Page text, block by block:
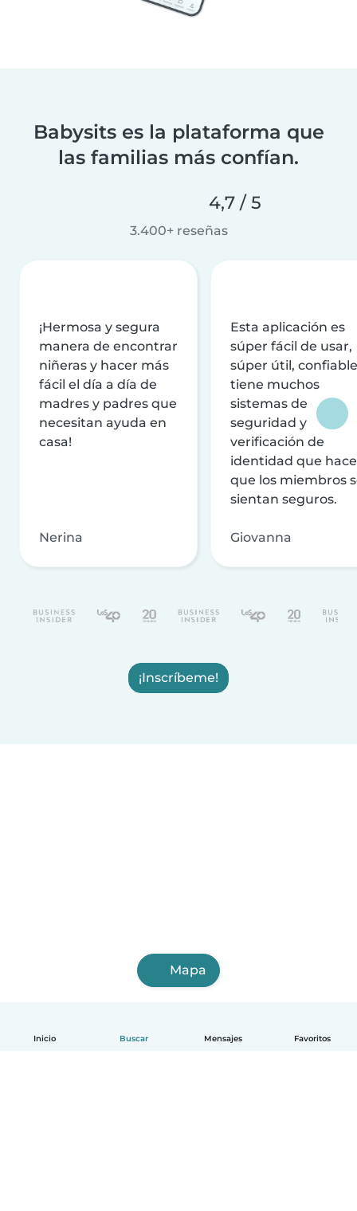
Inicio Buscar Mensajes Favoritos
Babysits es la plataforma que
las familias más confían.
4,7 / 5
3.400+ reseñas
¡Hermosa y segura
manera de encontrar
niñeras y hacer más
fácil el día a día de
madres y padres que
necesitan ayuda en
casa!
Nerina
Esta aplicación es
súper fácil de usar,
súper útil,
tiene muchos
sistemas de
seguridad y
verificación de
identidad que
que los miembros
sientan seguros.
Giovanna
¡Inscríbeme!
Mapa